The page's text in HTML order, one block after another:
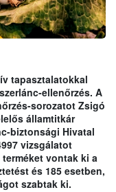
tapasztalatokkal
ellenőrzés. A
sorozatot Zsigó
államtitkár
biztonsági Hivatal
vizsgálatot
vontak ki a
és 185 esetben,
szabtak ki.